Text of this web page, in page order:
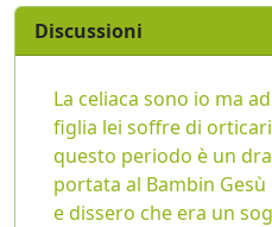
Discussioni
La celiaca sono io ma
figlia lei soffre di
questo periodo è un
portata al Bambin
e dissero che era un